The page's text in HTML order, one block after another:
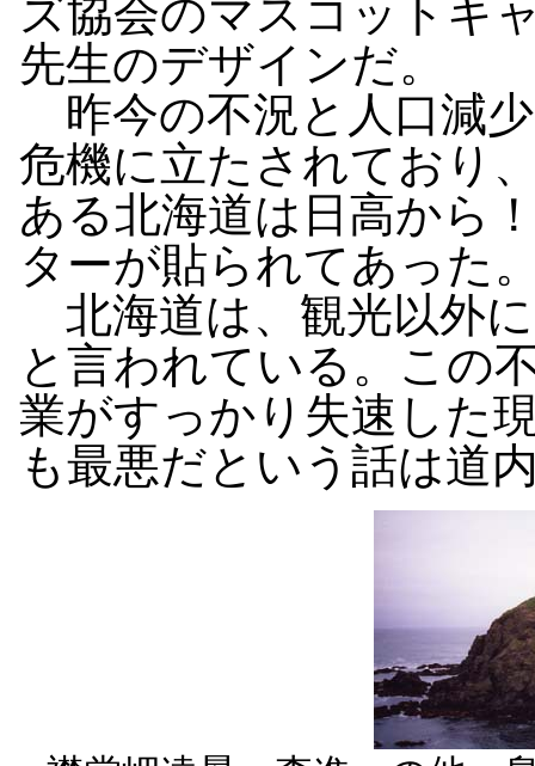
ズ協会のマスコットキ
先生のデザインだ。
昨今の不況と人口減
危機に立たされており
ある北海道は日高から
ターが貼られてあった
北海道は、観光以外
と言われている。この
業がすっかり失速した
も最悪だという話は道